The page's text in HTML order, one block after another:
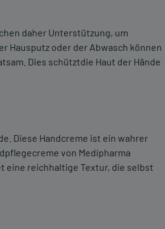
daher Unterstützung, um
Hausputz oder der Abwasch können
Dies schütztdie Haut der Hände
Diese Handcreme ist ein wahrer
von Medipharma
eine reichhaltige Textur, die selbst